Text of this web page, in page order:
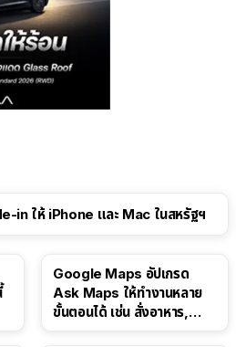
in ให้ iPhone และ Mac ในสหรัฐฯ
Google Maps อัปเกรด
Ask Maps ให้ทำงานหลาย
ขั้นตอนได้ เช่น สั่งอาหาร,